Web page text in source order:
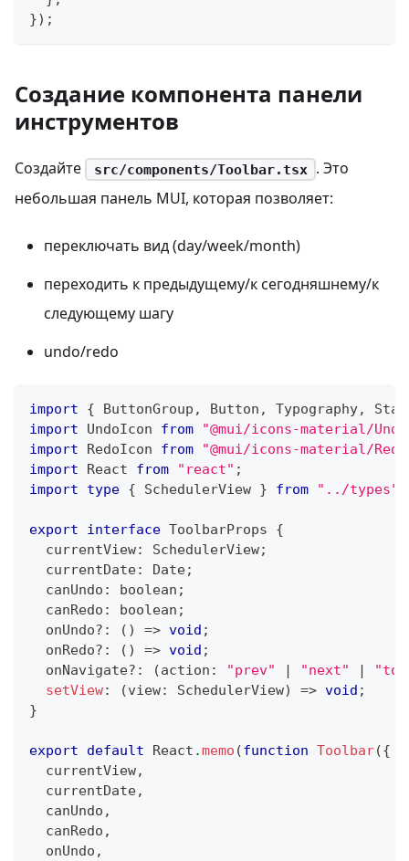
}) ;
Создание компонента панели
инструментов
Создайте src/components/Toolbar.tsx . Это
небольшая панель MUI, которая позволяет:
переключать вид (day/week/month)
переходить к предыдущему/к сегодняшнему/к
следующему шагу
undo/redo
import { ButtonGroup , Button , Typography,
import
UndoIcon from
"@mui/icons-material/
import
RedoIcon from
"@mui/icons-material/
import
React from "react" ;
import
type { SchedulerView } from "../types"
export interface ToolbarProps
{
  currentView
: SchedulerView;
  currentDate
: Date;
  canUndo
: boolean ;
  canRedo
: boolean ;
  onUndo
? : ( ) => void ;
  onRedo
? : ( ) => void ;
  onNavigate
? : (action : "prev" | "next" |
setView: (view: SchedulerView) => void ;
}
export default React .memo (function Toolbar({
  currentView
,
  currentDate
,
  canUndo
,
  canRedo
,
  onUndo
,